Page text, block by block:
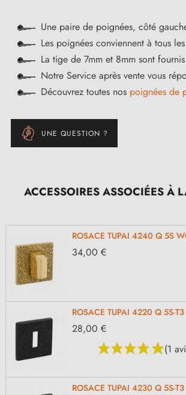
Une paire de poignées, côté
Les poignées conviennent à tous
La tige de 7mm et 8mm sont fournis
Notre Service après vente vous
Découvrez toutes nos poignées de
UNE QUESTION ?
ACCESSOIRES ASSOCIÉES À
ROSACE TUPAI 4240 Q 5S
34,00 €
ROSACE TUPAI 4220 Q 5S-T3
(1
28,00 €
ROSACE TUPAI 4230 Q 5S-T3